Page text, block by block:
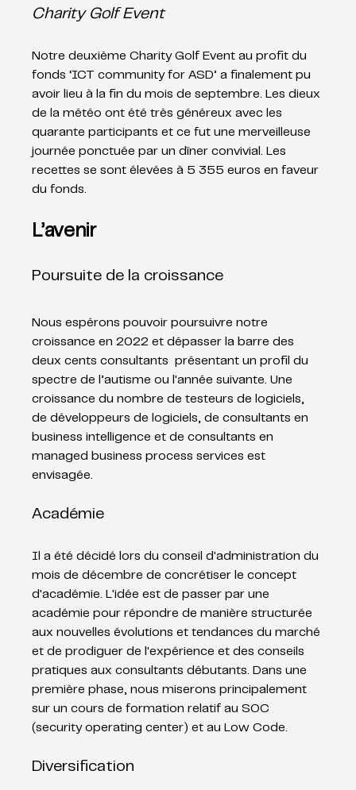
Charity Golf Event
Notre deuxième Charity Golf Event au profit du
fonds ‘ICT community for ASD’ a finalement pu
avoir lieu à la fin du mois de septembre. Les dieux
de la météo ont été très généreux avec les
quarante participants et ce fut une merveilleuse
journée ponctuée par un dîner convivial. Les
recettes se sont élevées à 5 355 euros en faveur
du fonds.
L’avenir
Poursuite de la croissance
Nous espérons pouvoir poursuivre notre
croissance en 2022 et dépasser la barre des
deux cents consultants  présentant un profil du
spectre de l’autisme ou l'année suivante. Une
croissance du nombre de testeurs de logiciels,
de développeurs de logiciels, de consultants en
business intelligence et de consultants en
managed business process services est
envisagée.
Académie
Il a été décidé lors du conseil d'administration du
mois de décembre de concrétiser le concept
d'académie. L'idée est de passer par une
académie pour répondre de manière structurée
aux nouvelles évolutions et tendances du marché
et de prodiguer de l'expérience et des conseils
pratiques aux consultants débutants. Dans une
première phase, nous miserons principalement
sur un cours de formation relatif au SOC
(security operating center) et au Low Code.
Diversification